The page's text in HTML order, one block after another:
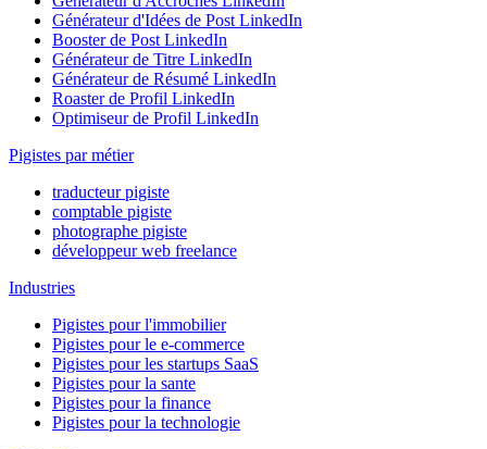
Générateur d'Idées de Post LinkedIn
Booster de Post LinkedIn
Générateur de Titre LinkedIn
Générateur de Résumé LinkedIn
Roaster de Profil LinkedIn
Optimiseur de Profil LinkedIn
Pigistes par métier
traducteur pigiste
comptable pigiste
photographe pigiste
développeur web freelance
Industries
Pigistes pour l'immobilier
Pigistes pour le e-commerce
Pigistes pour les startups SaaS
Pigistes pour la sante
Pigistes pour la finance
Pigistes pour la technologie